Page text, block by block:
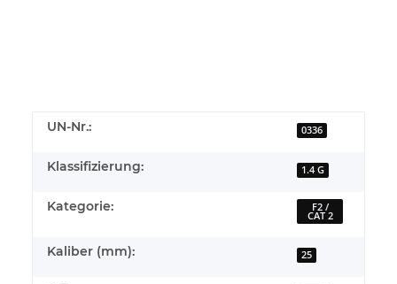
UN-Nr.: 0336
Klassifizierung: 1.4 G
Kategorie: F2 /
CAT 2
Kaliber (mm): 25